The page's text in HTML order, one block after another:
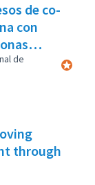
de co-
de
through